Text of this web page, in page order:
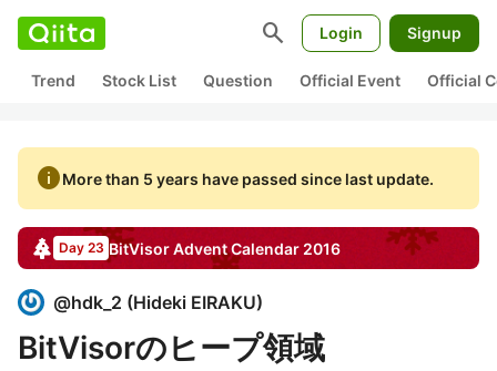
search Login Signup
Trend Stock List Question Official Event Official
infoMore than 5 years have passed since last update.
Day 23 BitVisorAdvent Calendar 2016
@hdk_2 (Hideki EIRAKU)
BitVisorのヒープ領域